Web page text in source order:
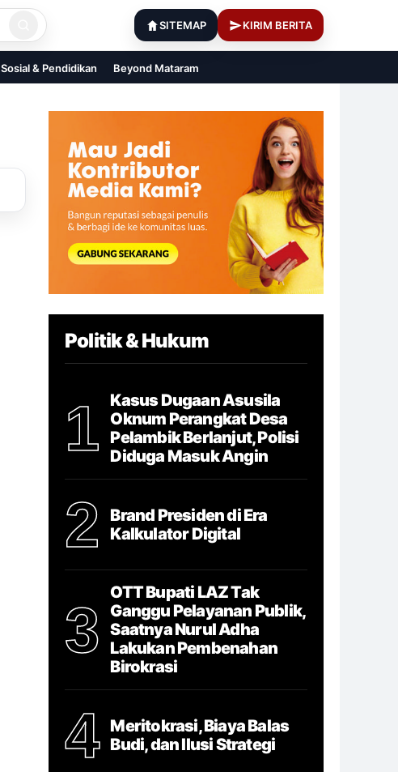
SITEMAP KIRIM BERITA
Sosial & Pendidikan Beyond Mataram
Politik & Hukum
1
Kasus Dugaan Asusila
Oknum Perangkat Desa
Pelambik Berlanjut, Polisi
Diduga Masuk Angin
2
Brand Presiden di Era
Kalkulator Digital
3
OTT Bupati LAZ Tak
Ganggu Pelayanan Publik,
Saatnya Nurul Adha
Lakukan Pembenahan
Birokrasi
4
Meritokrasi, Biaya Balas
Budi, dan Ilusi Strategi